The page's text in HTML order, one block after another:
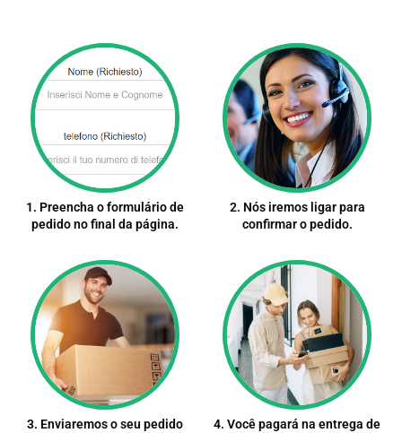
1. Preencha o formulário de
pedido no final da página.
2. Nós iremos ligar para
confirmar o pedido.
3. Enviaremos o seu pedido
4. Você pagará na entrega de